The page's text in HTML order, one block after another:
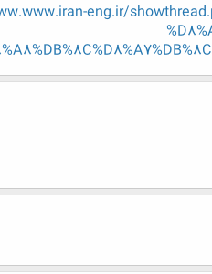
eng.ir/